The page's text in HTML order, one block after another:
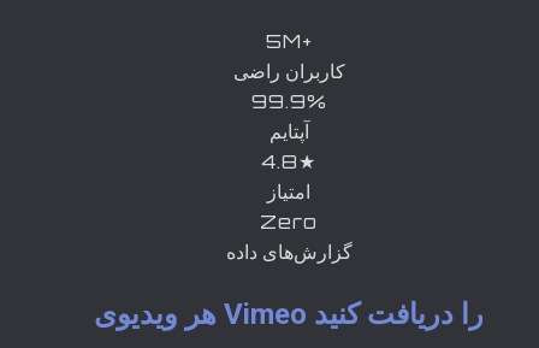
5M+
کاربران راضی
99.9%
آپتایم
4.8★
امتیاز
Zero
گزارش‌های داده
هر ویدیوی Vimeo را دریافت کنید